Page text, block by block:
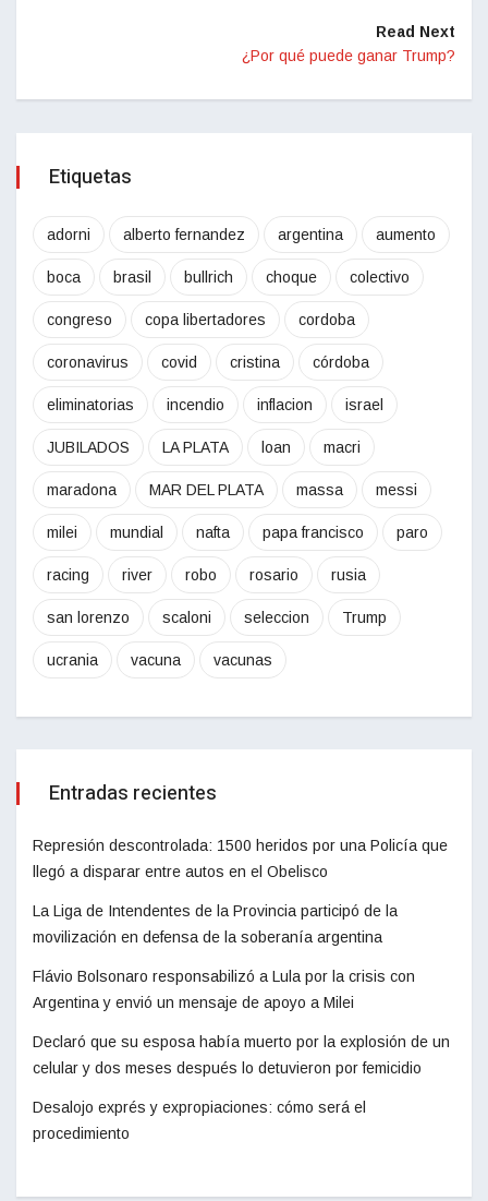
Read Next
¿Por qué puede ganar Trump?
Etiquetas
adorni alberto fernandez argentina aumento
boca brasil bullrich choque colectivo
congreso copa libertadores cordoba
coronavirus covid cristina córdoba
eliminatorias incendio inflacion israel
JUBILADOS LA PLATA loan macri
maradona MAR DEL PLATA massa messi
milei mundial nafta papa francisco paro
racing river robo rosario rusia
san lorenzo scaloni seleccion Trump
ucrania vacuna vacunas
Entradas recientes
Represión descontrolada: 1500 heridos por una Policía que
llegó a disparar entre autos en el Obelisco
La Liga de Intendentes de la Provincia participó de la
movilización en defensa de la soberanía argentina
Flávio Bolsonaro responsabilizó a Lula por la crisis con
Argentina y envió un mensaje de apoyo a Milei
Declaró que su esposa había muerto por la explosión de un
celular y dos meses después lo detuvieron por femicidio
Desalojo exprés y expropiaciones: cómo será el
procedimiento